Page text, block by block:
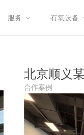
服务 有氧设备
北京顺义
合作案例